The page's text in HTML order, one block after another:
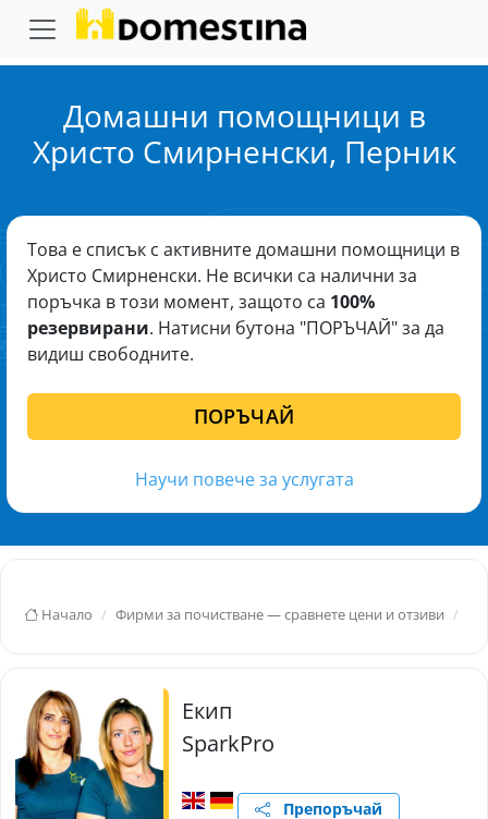
Домашни помощници в
Христо Смирненски, Перник
Това е списък с активните домашни помощници в
Христо Смирненски. Не всички са налични за
поръчка в този момент, защото са 100%
резервирани. Натисни бутона "ПОРЪЧАЙ" за да
видиш свободните.
ПОРЪЧАЙ
Научи повече за услугата
Начало Фирми за почистване — сравнете цени и отзиви
Екип
SparkPro
Препоръчай